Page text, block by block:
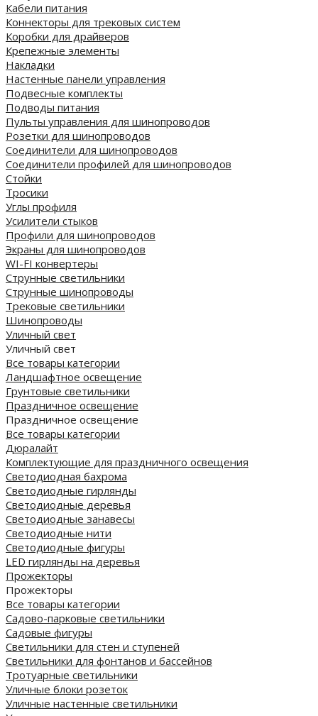
Кабели питания
Коннекторы для трековых систем
Коробки для драйверов
Крепежные элементы
Накладки
Настенные панели управления
Подвесные комплекты
Подводы питания
Пульты управления для шинопроводов
Розетки для шинопроводов
Соединители для шинопроводов
Соединители профилей для шинопроводов
Стойки
Тросики
Углы профиля
Усилители стыков
Профили для шинопроводов
Экраны для шинопроводов
WI-FI конвертеры
Струнные светильники
Струнные шинопроводы
Трековые светильники
Шинопроводы
Уличный свет
Уличный свет
Все товары категории
Ландшафтное освещение
Грунтовые светильники
Праздничное освещение
Праздничное освещение
Все товары категории
Дюралайт
Комплектующие для праздничного освещения
Светодиодная бахрома
Светодиодные гирлянды
Светодиодные деревья
Светодиодные занавесы
Светодиодные нити
Светодиодные фигуры
LED гирлянды на деревья
Прожекторы
Прожекторы
Все товары категории
Садово-парковые светильники
Садовые фигуры
Светильники для стен и ступеней
Светильники для фонтанов и бассейнов
Тротуарные светильники
Уличные блоки розеток
Уличные настенные светильники